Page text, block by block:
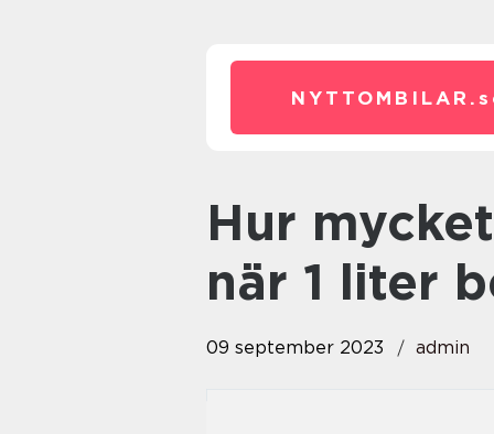
NYTTOMBILAR.
hur mycket koldioxid skapas
när 1 liter
09 september 2023 admin